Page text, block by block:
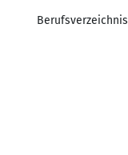
Berufsverzeichnis